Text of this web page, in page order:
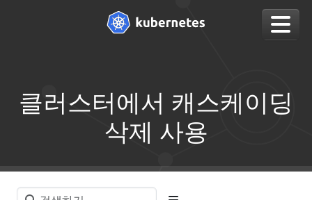
클러스터에서 캐스케이딩
삭제 사용